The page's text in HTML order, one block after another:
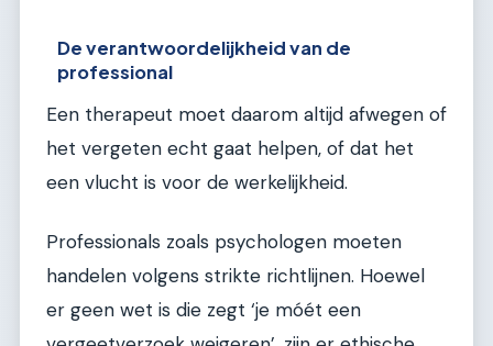
De verantwoordelijkheid van de
professional
Een therapeut moet daarom altijd afwegen of
het vergeten echt gaat helpen, of dat het
een vlucht is voor de werkelijkheid.
Professionals zoals psychologen moeten
handelen volgens strikte richtlijnen. Hoewel
er geen wet is die zegt ‘je móét een